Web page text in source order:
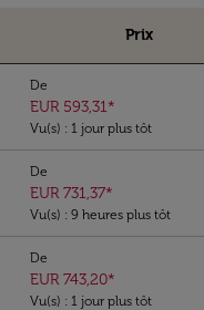
Prix
De
EUR 593,31*
Vu(s) : 1 jour plus tôt
De
EUR 731,37*
Vu(s) : 9 heures plus tôt
De
EUR 743,20*
Vu(s) : 1 jour plus tôt